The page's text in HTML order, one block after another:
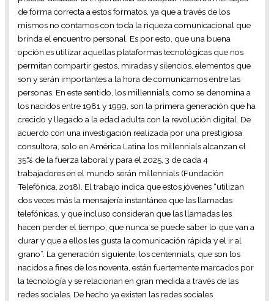
de forma correcta a estos formatos, ya que a través de los
mismos no contamos con toda la riqueza comunicacional que
brinda el encuentro personal. Es por esto, que una buena
opción es utilizar aquellas plataformas tecnológicas que nos
permitan compartir gestos, miradas y silencios, elementos que
son y serán importantes a la hora de comunicarnos entre las
personas. En este sentido, los millennials, como se denomina a
los nacidos entre 1981 y 1999, son la primera generación que ha
crecido y llegado a la edad adulta con la revolución digital. De
acuerdo con una investigación realizada por una prestigiosa
consultora, solo en América Latina los millennials alcanzan el
35% de la fuerza laboral y para el 2025, 3 de cada 4
trabajadores en el mundo serán millennials (Fundación
Telefónica, 2018). El trabajo indica que estos jóvenes “utilizan
dos veces más la mensajería instantánea que las llamadas
telefónicas, y que incluso consideran que las llamadas les
hacen perder el tiempo, que nunca se puede saber lo que van a
durar y que a ellos les gusta la comunicación rápida y el ir al
grano”. La generación siguiente, los centennials, que son los
nacidos a fines de los noventa, están fuertemente marcados por
la tecnología y se relacionan en gran medida a través de las
redes sociales. De hecho ya existen las redes sociales